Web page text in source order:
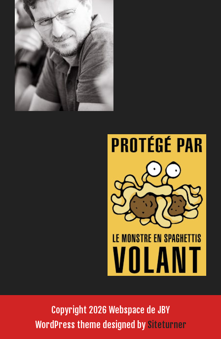
Copyright 2026 Webspace de JBY
WordPress theme designed by Siteturner